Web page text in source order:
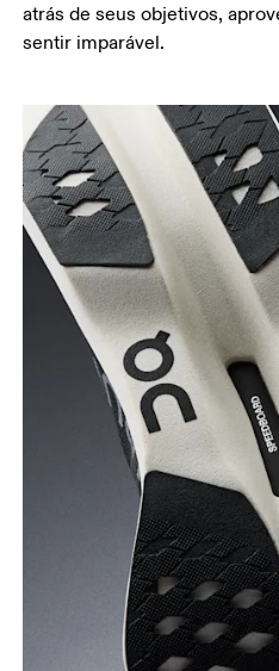
atrás de seus objetivos,
sentir imparável.